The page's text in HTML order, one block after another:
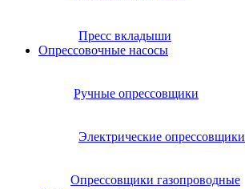
Пресс вкладыши
Опрессовочные насосы
Ручные опрессовщики
Электрические опрессовщики
Опрессовщики газопроводные